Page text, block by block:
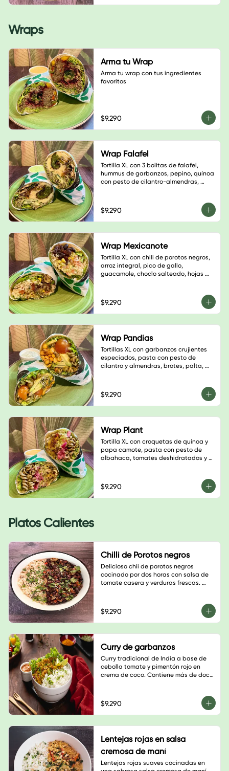
Wraps
Arma tu Wrap
Arma tu wrap con tus ingredientes
favoritos
$9.290
Wrap Falafel
Tortilla XL con 3 bolitas de falafel,
hummus de garbanzos, pepino, quínoa
con pesto de cilantro-almendras,
de hojas verdes y salsa a elección
$9.290
Wrap Mexicanote
Tortilla XL con chili de porotos negros,
arroz integral, pico de gallo,
guacamole, choclo salteado, hojas
$9.290
Wrap Pandias
Tortillas XL con garbanzos crujientes
especiados, pasta con pesto de
cilantro y almendras, brotes, palta,
$9.290
Wrap Plant
Tortilla XL con croquetas de quínoa y
papa camote, pasta con pesto de
albahaca, tomates deshidratados y
morado, almendras laminadas, hojas
verdes y salsa a elección
$9.290
Platos Calientes
Chilli de Porotos negros
Delicioso chii de porotos negros
cocinado por dos horas con salsa de
tomate casera y verduras frescas.
$9.290
Curry de garbanzos
Curry tradicional de India a base de
cebolla tomate y pimentón rojo en
crema de coco. Contiene más de doce
$9.290
Lentejas rojas en salsa
cremosa de maní
Lentejas rojas suaves cocinadas en